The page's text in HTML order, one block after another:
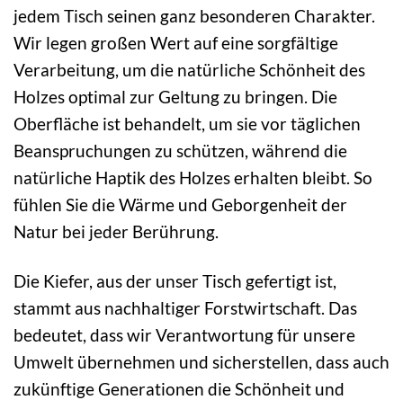
jedem Tisch seinen ganz besonderen Charakter.
Wir legen großen Wert auf eine sorgfältige
Verarbeitung, um die natürliche Schönheit des
Holzes optimal zur Geltung zu bringen. Die
Oberfläche ist behandelt, um sie vor täglichen
Beanspruchungen zu schützen, während die
natürliche Haptik des Holzes erhalten bleibt. So
fühlen Sie die Wärme und Geborgenheit der
Natur bei jeder Berührung.
Die Kiefer, aus der unser Tisch gefertigt ist,
stammt aus nachhaltiger Forstwirtschaft. Das
bedeutet, dass wir Verantwortung für unsere
Umwelt übernehmen und sicherstellen, dass auch
zukünftige Generationen die Schönheit und